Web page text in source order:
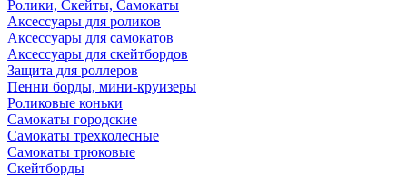
Ролики, Скейты, Самокаты
Аксессуары для роликов
Аксессуары для самокатов
Аксессуары для скейтбордов
Защита для роллеров
Пенни борды, мини-круизеры
Роликовые коньки
Самокаты городские
Самокаты трехколесные
Самокаты трюковые
Скейтборды